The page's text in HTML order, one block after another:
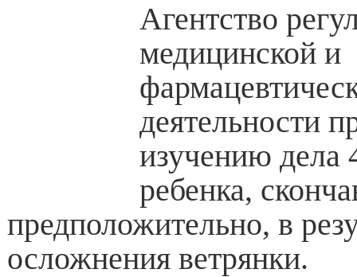
Агентство
медицинской и
деятельности
изучению дела
ребенка,
предположительно, в
осложнения ветрянки.